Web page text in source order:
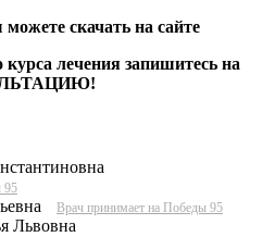
скачать на сайте
курса лечения запишитесь на
95
Врач принимает на Победы 95
Львовна